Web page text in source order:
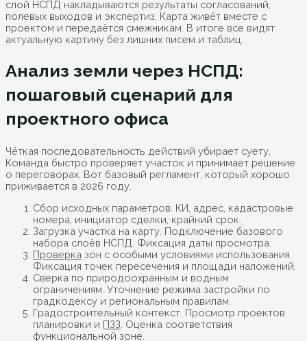
слой НСПД накладываются результаты согласований,
полевых выходов и экспертиз. Карта живёт вместе с
проектом и передаётся смежникам. В итоге все видят
актуальную картину без лишних писем и таблиц.
Анализ земли через НСПД:
пошаговый сценарий для
проектного офиса
Чёткая последовательность действий убирает суету.
Команда быстро проверяет участок и принимает решение
о переговорах. Вот базовый регламент, который хорошо
приживается в 2026 году.
Сбор исходных параметров. КИ, адрес, кадастровые
номера, инициатор сделки, крайний срок.
Загрузка участка на карту. Подключение базового
набора слоёв НСПД. Фиксация даты просмотра.
Проверка зон с особыми условиями использования.
Фиксация точек пересечения и площади наложений.
Сверка по природоохранным и водным
ограничениям. Уточнение режима застройки по
градкодексу и региональным правилам.
Градостроительный контекст. Просмотр проектов
планировки и ПЗЗ . Оценка соответствия
функциональной зоне.